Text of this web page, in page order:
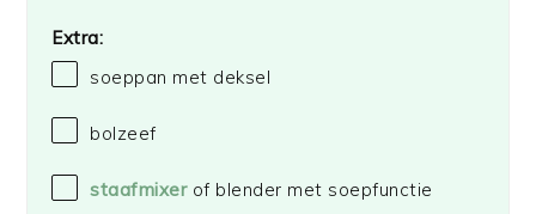
Extra:
soeppan met deksel
bolzeef
staafmixerof blender met soepfunctie